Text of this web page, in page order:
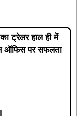
ट्रेलर हाल ही में
ऑफिस पर सफलता